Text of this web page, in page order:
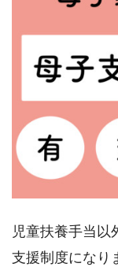
児童扶養手当以
支援制度になり